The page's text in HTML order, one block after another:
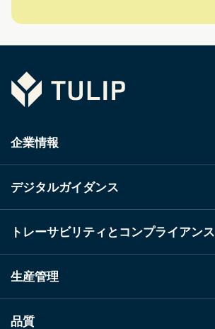
Tulip
企業情報
デジタルガイダンス
トレーサビリティとコンプライアンス
生産管理
品質